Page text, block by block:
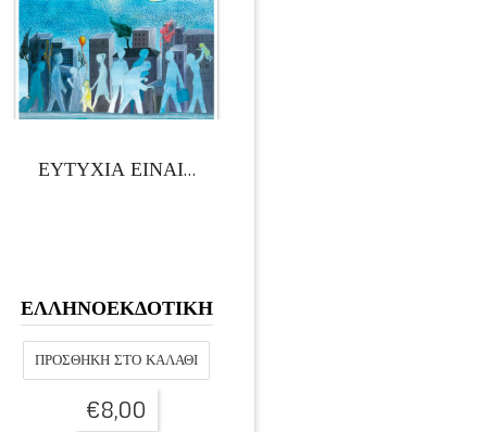
ΕΥΤΥΧΙΑ ΕΙΝΑΙ…
ΕΛΛΗΝΟΕΚΔΟΤΙΚΗ
ΠΡΟΣΘΉΚΗ ΣΤΟ ΚΑΛΆΘΙ
€8,00